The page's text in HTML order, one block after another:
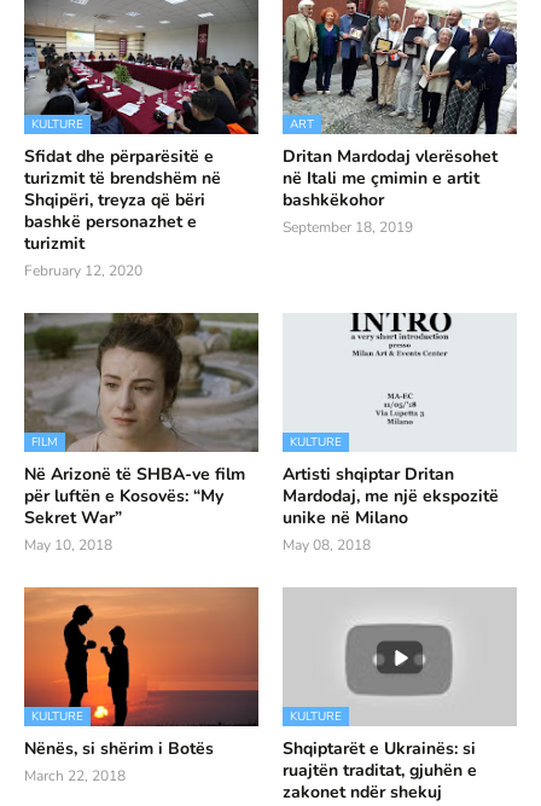
KULTURE
Sfidat dhe përparësitë e
turizmit të brendshëm në
Shqipëri, treyza që bëri
bashkë personazhet e
turizmit
February 12, 2020
ART
Dritan Mardodaj vlerësohet
në Itali me çmimin e artit
bashkëkohor
September 18, 2019
FILM
Në Arizonë të SHBA-ve film
për luftën e Kosovës: “My
Sekret War”
May 10, 2018
KULTURE
Artisti shqiptar Dritan
Mardodaj, me një ekspozitë
unike në Milano
May 08, 2018
KULTURE
Nënës, si shërim i Botës
March 22, 2018
KULTURE
Shqiptarët e Ukrainës: si
ruajtën traditat, gjuhën e
zakonet ndër shekuj